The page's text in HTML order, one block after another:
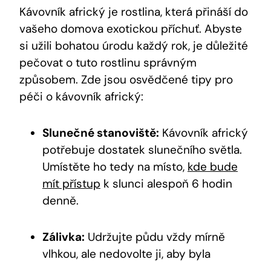
Kávovník africký je rostlina, která přináší do
vašeho domova exotickou příchuť. Abyste
si užili bohatou úrodu každý rok, je důležité
pečovat o tuto rostlinu správným
způsobem. Zde jsou osvědčené tipy pro
péči o kávovník africký:
Slunečné stanoviště: Kávovník africký
potřebuje dostatek slunečního světla.
Umístěte ho tedy na místo, kde bude
mít přístup k slunci alespoň 6 hodin
denně.
Zálivka: Udržujte půdu vždy mírně
vlhkou, ale nedovolte ji, aby byla